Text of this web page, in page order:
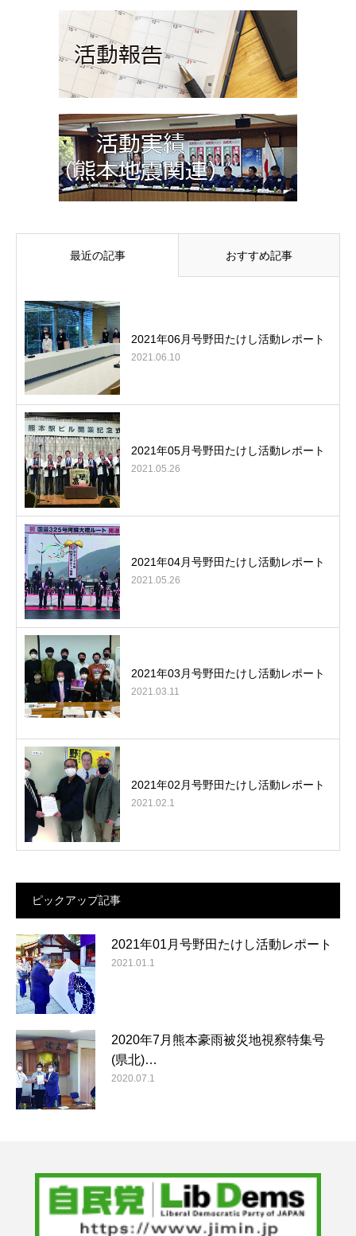
最近の記事 おすすめ記事
2021年06月号野田たけし活動レポート
2021.06.10
2021年05月号野田たけし活動レポート
2021.05.26
2021年04月号野田たけし活動レポート
2021.05.26
2021年03月号野田たけし活動レポート
2021.03.11
2021年02月号野田たけし活動レポート
2021.02.1
ピックアップ記事
2021年01月号野田たけし活動レポート
2021.01.1
2020年7月熊本豪雨被災地視察特集号
(県北)…
2020.07.1